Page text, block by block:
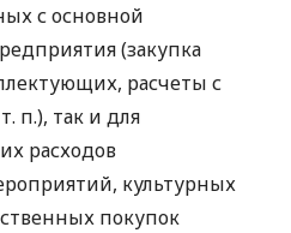
с основной
(закупка
расчеты с
п.), так и для
расходов
культурных
покупок